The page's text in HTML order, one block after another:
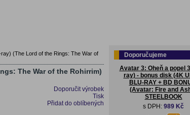
(The Lord of the Rings: The War of
The War of the Rohirrim)
Doporučit výrobek
Tisk
Přidat do oblíbených
Doporučujeme
Avatar 3: Oheň a popel
ray) - bonus disk (4K
BLU-RAY + BD
(Avatar: Fire and
STEELBOOK
s DPH: 989 Kč